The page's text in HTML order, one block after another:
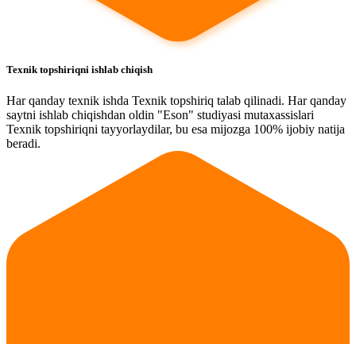
Texnik topshiriqni ishlab chiqish
Har qanday texnik ishda Texnik topshiriq talab qilinadi. Har qanday
saytni ishlab chiqishdan oldin "Eson" studiyasi mutaxassislari
Texnik topshiriqni tayyorlaydilar, bu esa mijozga 100% ijobiy natija
beradi.